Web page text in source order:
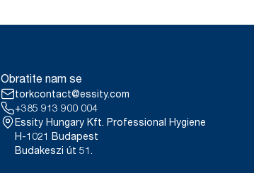
Obratite nam se
torkcontact@essity.com
+385 913 900 004
Essity Hungary Kft. Professional Hygiene
H-1021 Budapest
Budakeszi út 51.